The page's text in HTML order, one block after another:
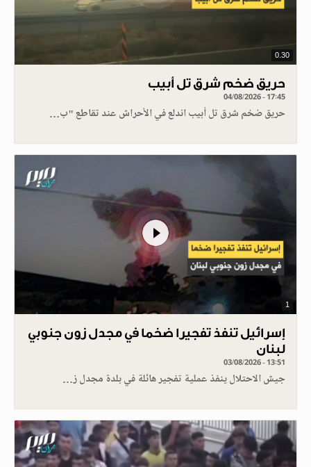
0.30
حريق ضخم شرق تل أبيب
04/08/2026 - 17:45
حريق ضخم شرق تل أبيب اندلع في الأحراش عند تقاطع "ب…
1
إسرائيل تنفذ تفجيرا ضخما في مجدل زون جنوبي
لبنان
03/08/2026 - 13:51
جيش الاحتلال ينفذ عملية تفجير هائلة في بلدة مجدل ز…